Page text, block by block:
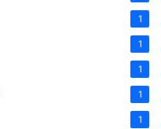
1
1
1
1
1